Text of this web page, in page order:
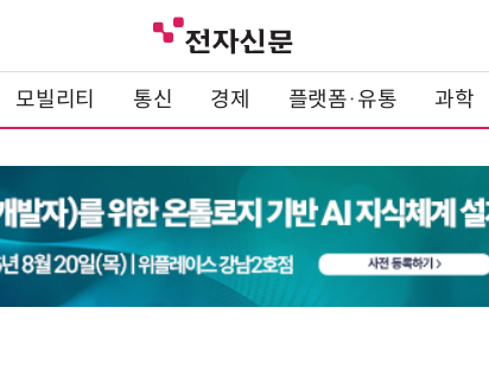
모빌리티 통신 경제 플랫폼·유통 과학